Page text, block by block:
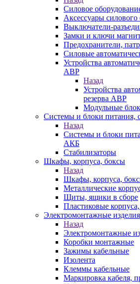
Силовое
Аксессуары силового
Выключатели-
Замки и ключи
Предохранители,
Силовые
Устройства
АВР
Назад
Устройства
резерва АВР
Модульные
Системы и блоки питания,
Назад
Системы и блоки
АКБ
Стабилизаторы
Шкафы, корпуса, боксы
Назад
Шкафы, корпуса,
Металлические
Щиты, ящики в сборе
Пластиковые
Электромонтажные изделия
Назад
Электромонтажные
Коробки монтажные
Зажимы кабельные
Изолента
Клеммы кабельные
Маркировка кабеля,